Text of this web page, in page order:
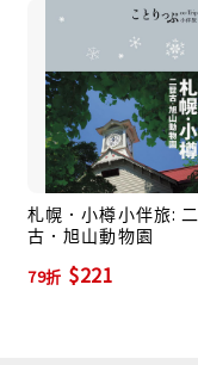
白雪靄靄中的合掌
上有的感動。白川
為聯合國教科文組
倉合掌造聚落和菅
感，尤其是冬天深
的著名勝景。
奧飛驒溫泉鄉和日
區旅途中可以撥出
札幌．小樽小伴旅:
古．旭山動物園
79折 $221